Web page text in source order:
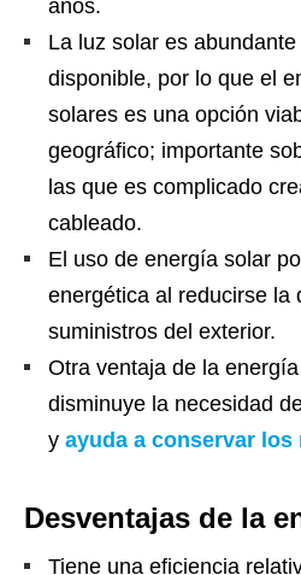
años.
La luz solar es
disponible, por lo que el
solares es una opción
geográfico; importante
las que es complicado
cableado.
El uso de energía solar
energética al reducirse la
suministros del exterior.
Otra ventaja de la
disminuye la necesidad
y ayuda a conservar
Desventajas de la
Tiene una eficiencia